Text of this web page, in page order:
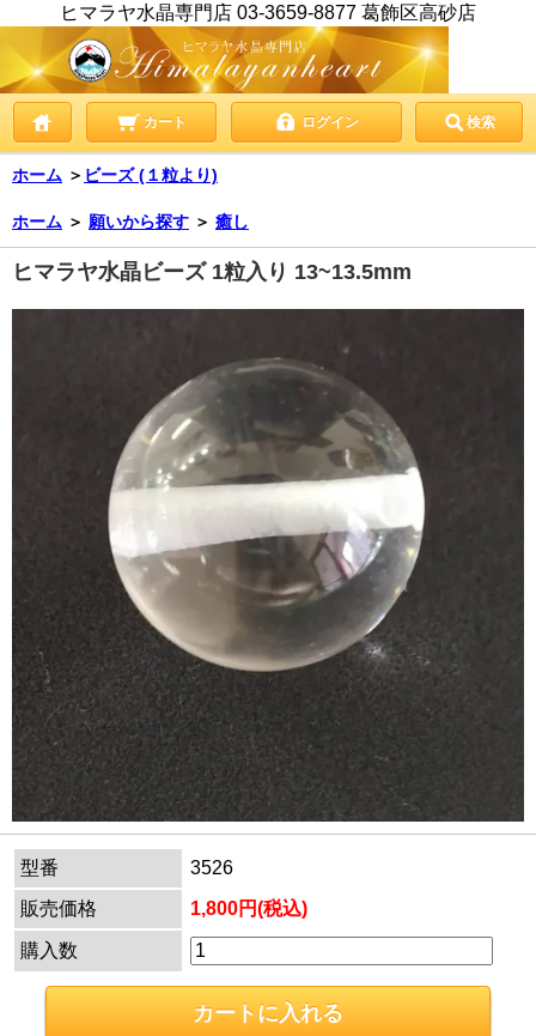
ヒマラヤ水晶専門店 03-3659-8877 葛飾区高砂店
カート ログイン 検索
ホーム ＞ ビーズ (１粒より)
ホーム ＞ 願いから探す ＞ 癒し
ヒマラヤ水晶ビーズ 1粒入り 13~13.5mm
型番
3526
販売価格
1,800円(税込)
購入数